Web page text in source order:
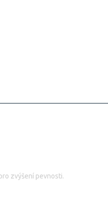
zvýšení pevnosti.